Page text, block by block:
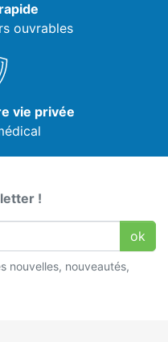
ouvrables
vie privée
!
ok
nouvelles, nouveautés,